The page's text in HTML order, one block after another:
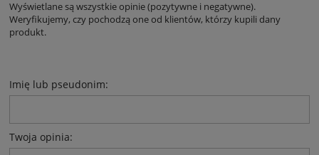
Wyświetlane są wszystkie opinie (pozytywne i negatywne).
Weryfikujemy, czy pochodzą one od klientów, którzy kupili dany
produkt.
Imię lub pseudonim:
Twoja opinia: